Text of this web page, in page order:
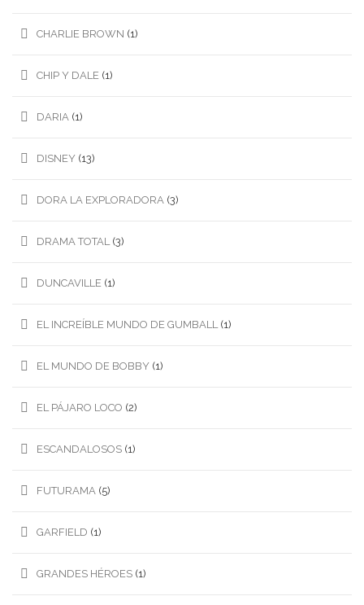
CHARLIE BROWN (1)
CHIP Y DALE (1)
DARIA (1)
DISNEY (13)
DORA LA EXPLORADORA (3)
DRAMA TOTAL (3)
DUNCAVILLE (1)
EL INCREÍBLE MUNDO DE GUMBALL (1)
EL MUNDO DE BOBBY (1)
EL PÁJARO LOCO (2)
ESCANDALOSOS (1)
FUTURAMA (5)
GARFIELD (1)
GRANDES HÉROES (1)